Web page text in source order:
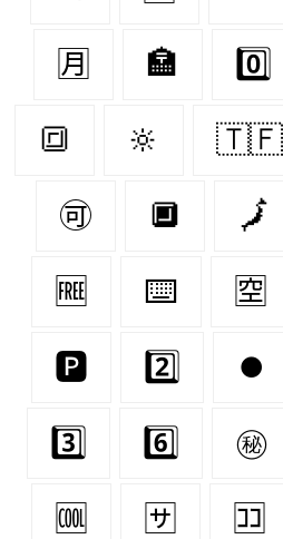
🈷 🏣 0️⃣
🔳 🔆 🇹🇫
🉑 🔲 🗾
🆓 ⌨️ 🈳
🅿 2️⃣ ⏺
3️⃣ 6️⃣ ㊙
🆒 🈂 🈁